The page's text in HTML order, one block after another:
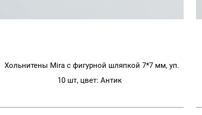
Хольнитены Mira с фигурной шляпкой 7*7 мм, уп.
10 шт, цвет: Антик